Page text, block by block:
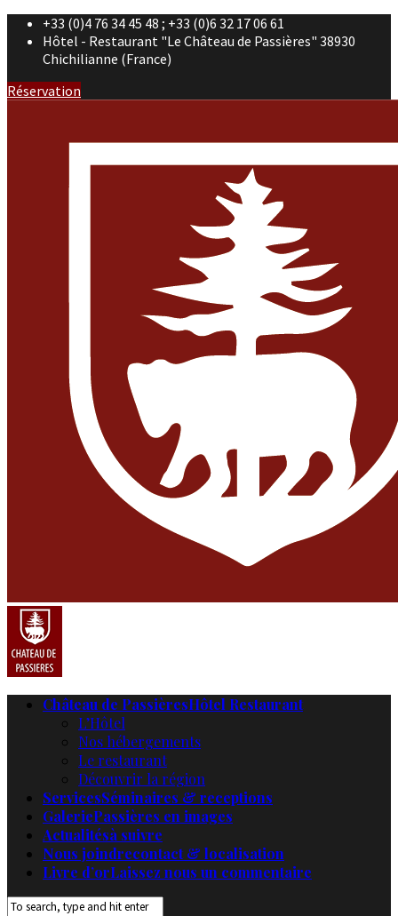
+33 (0)4 76 34 45 48 ; +33 (0)6 32 17 06 61
Hôtel - Restaurant "Le Château de Passières" 38930
Chichilianne (France)
Réservation
Château de PassièresHôtel Restaurant
L’Hôtel
Nos hébergements
Le restaurant
Découvrir la région
ServicesSéminaires & receptions
GaleriePassières en images
Actualitésà suivre
Nous joindrecontact & localisation
Livre d’orLaissez nous un commentaire